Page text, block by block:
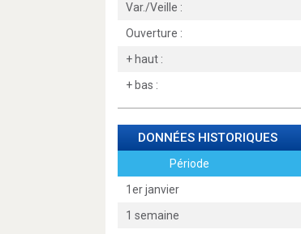
Var./Veille :
Ouverture :
+ haut :
+ bas :
DONNÉES HISTORIQUES
Période
1er janvier
1 semaine